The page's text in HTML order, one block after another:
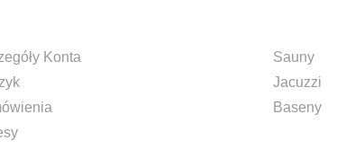
Konta
Sauny
Jacuzzi
Baseny